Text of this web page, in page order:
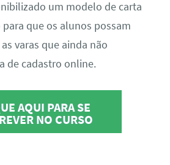
um modelo de carta
que os alunos possam
varas que ainda não
de cadastro online.
AQUI PARA SE
NO CURSO